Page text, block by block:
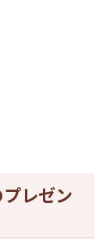
レゼン